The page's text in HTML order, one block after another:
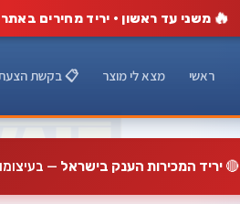
🔥משני עד ראשון · יריד מחירים
ראשי מצא לי מוצר 📋 בקשת
🔴יריד המכירות הענק בישראל —